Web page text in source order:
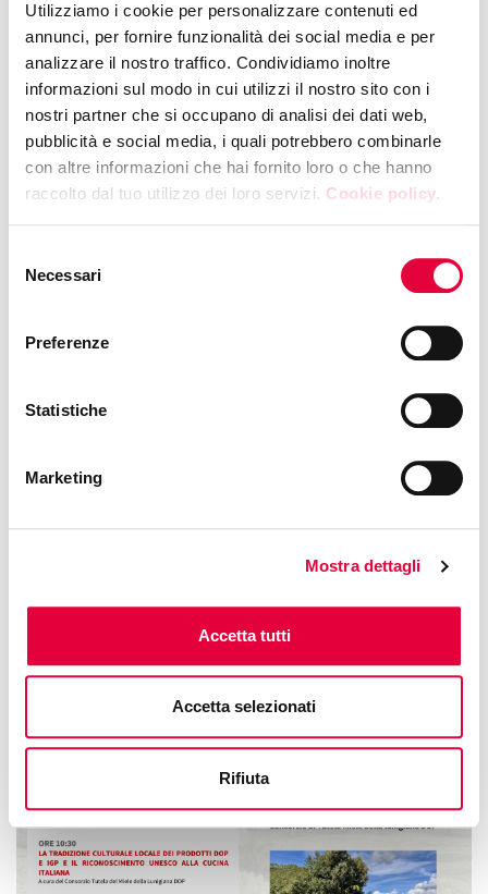
Utilizziamo i cookie per personalizzare contenuti ed
annunci, per fornire funzionalità dei social media e per
analizzare il nostro traffico. Condividiamo inoltre
informazioni sul modo in cui utilizzi il nostro sito con i
nostri partner che si occupano di analisi dei dati web,
pubblicità e social media, i quali potrebbero combinarle
con altre informazioni che hai fornito loro o che hanno
raccolto dal tuo utilizzo dei loro servizi. Cookie policy.
delNecessari
Preferenze
Statistiche
Marketing
Mostra dettagli
Accetta tutti
Accetta selezionati
Rifiuta
The protection of certified products and the value of
Presented by
CONSORZIO TUTELA DEL
Phone: +39 3758625899